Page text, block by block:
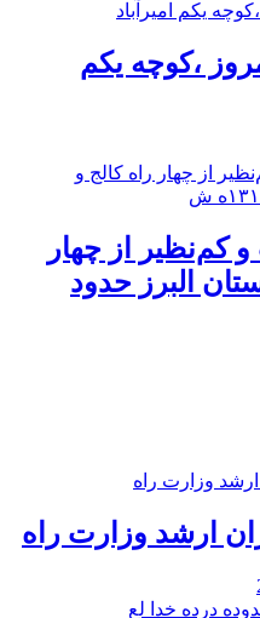
،کوچه یکم
کم‌نظیر از چهار
البرز حدود
ارشد وزارت راه